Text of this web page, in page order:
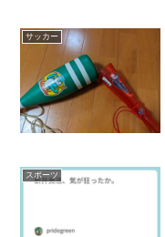
サッカー
スポーツ